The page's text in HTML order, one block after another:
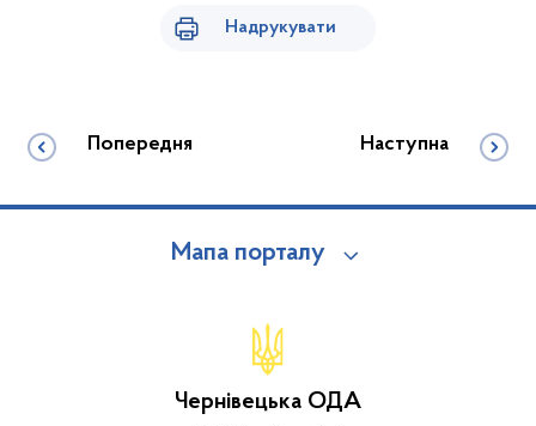
Надрукувати
Попередня Наступна
Мапа порталу
Чернівецька ОДА